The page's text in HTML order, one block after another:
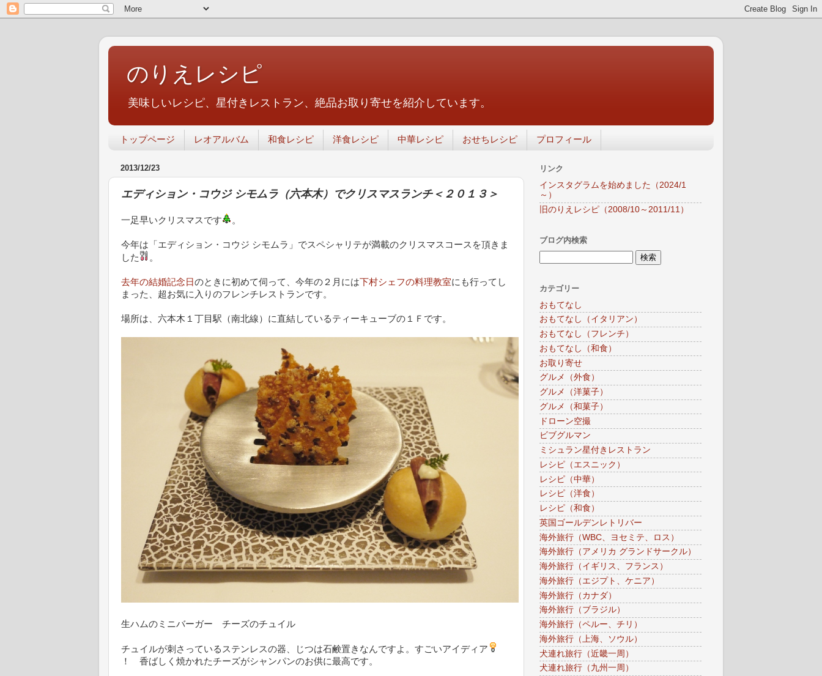
のりえレシピ
美味しいレシピ、星付きレストラン、絶品お取り寄せを紹介しています。
トップページ レオアルバム 和食レシピ 洋食レシピ 中華レシピ おせちレシピ プロフィール
2013/12/23
エディション・コウジ シモムラ（六本木）でクリスマスランチ＜２０１３＞
一足早いクリスマスです 。
今年は「エディション・コウジ シモムラ」でスペシャリテが満載のクリスマスコースを頂きま
した
。
去年の結婚記念日のときに初めて伺って、今年の２月には下村シェフの料理教室にも行ってし
まった、超お気に入りのフレンチレストランです。
場所は、六本木１丁目駅（南北線）に直結しているティーキューブの１Ｆです。
生ハムのミニバーガー チーズのチュイル
チュイルが刺さっているステンレスの器、じつは石鹸置きなんですよ。すごいアイディア
！ 香ばしく焼かれたチーズがシャンパンのお供に最高です。
リンク
インスタグラムを始めました（2024/1
～）
旧のりえレシピ（2008/10～2011/11）
ブログ内検索
カテゴリー
おもてなし
おもてなし（イタリアン）
おもてなし（フレンチ）
おもてなし（和食）
お取り寄せ
グルメ（外食）
グルメ（洋菓子）
グルメ（和菓子）
ドローン空撮
ビブグルマン
ミシュラン星付きレストラン
レシピ（エスニック）
レシピ（中華）
レシピ（洋食）
レシピ（和食）
英国ゴールデンレトリバー
海外旅行（WBC、ヨセミテ、ロス）
海外旅行（アメリカ グランドサークル）
海外旅行（イギリス、フランス）
海外旅行（エジプト、ケニア）
海外旅行（カナダ）
海外旅行（ブラジル）
海外旅行（ペルー、チリ）
海外旅行（上海、ソウル）
犬連れ旅行（近畿一周）
犬連れ旅行（九州一周）